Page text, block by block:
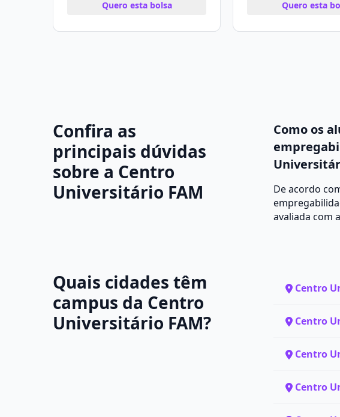
Quero esta bolsa
Quero esta
Confira as
principais dúvidas
sobre a Centro
Universitário FAM
Como os
De acordo
avaliada com
Quais cidades têm
campus da Centro
Universitário FAM?
Centro
Centro
Centro
Centro